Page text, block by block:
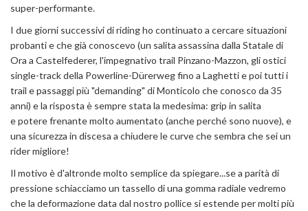
super-performante.
I due giorni successivi di riding ho continuato a cercare situazioni
probanti e che già conoscevo (un salita assassina dalla Statale di
Ora a Castelfederer, l'impegnativo trail Pinzano-Mazzon, gli ostici
single-track della Powerline-Dürerweg fino a Laghetti e poi tutti i
trail e passaggi più "demanding" di Monticolo che conosco da 35
anni) e la risposta è sempre stata la medesima: grip in salita
e potere frenante molto aumentato (anche perché sono nuove), e
una sicurezza in discesa a chiudere le curve che sembra che sei un
rider migliore!
Il motivo è d'altronde molto semplice da spiegare...se a parità di
pressione schiacciamo un tassello di una gomma radiale vedremo
che la deformazione data dal nostro pollice si estende per molti più